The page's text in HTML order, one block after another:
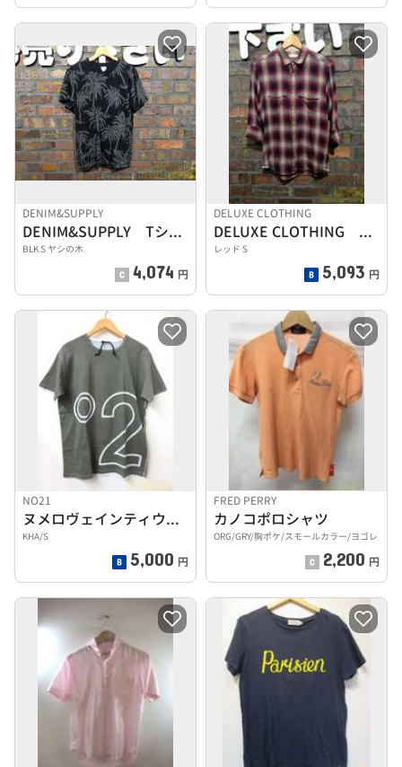
DENIM&SUPPLY
DENIM&SUPPLY Tシャツ
BLK S ヤシの木
4,074 円
DELUXE CLOTHING
DELUXE CLOTHING 七分袖チェックシャツ
レッド S
5,093 円
NO21
ヌメロヴェインティウ TEE
KHA/S
5,000 円
FRED PERRY
カノコポロシャツ
ORG/GRY/胸ポケ/スモールカラー/ヨゴレ
2,200 円